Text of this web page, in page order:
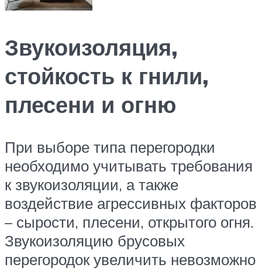
Звукоизоляция,
стойкость к гнили,
плесени и огню
При выборе типа перегородки
необходимо учитывать требования
к звукоизоляции, а также
воздействие агрессивных факторов
– сырости, плесени, открытого огня.
Звукоизоляцию брусовых
перегородок увеличить невозможно